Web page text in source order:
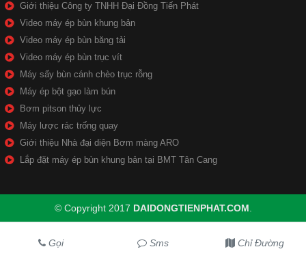
Giới thiệu Công ty TNHH Đại Đồng Tiến Phát
Video máy ép bùn khung bản
Video máy ép bùn băng tải
Video máy ép bùn trục vít
Máy sấy bùn cánh chèo trục rỗng
Máy ép bột gạo làm bún
Bơm pitson thủy lực
Máy lược rác trống quay
Giới thiệu Nhà đại diện Bơm màng ARO
Lắp đặt máy ép bùn khung bản tại BMT Tân Cang
© Copyright 2017 DAIDONGTIENPHAT.COM
Gọi Sms Chỉ Đường